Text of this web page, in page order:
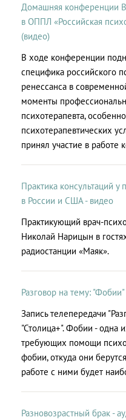
Домашняя конференции
в ОППЛ «Российская
(видео)
В ходе конференции
специфика российского
ренессанса в
моменты
психотерапевта,
психотерапевтических
принял участие в работе
Практика консультаций у
в России и США - видео
Практикующий врач-
Николай Нарицын в
радиостанции «Маяк».
Разговор на тему:
Запись телепередачи
"Столица+". Фобии - одна
требующих помощи
фобии, откуда они
работе с ними будет
Разновозрастный брак -